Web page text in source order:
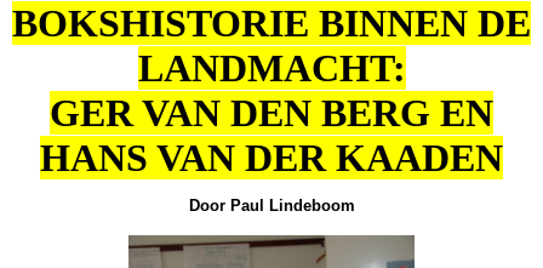
BOKSHISTORIE BINNEN DE
LANDMACHT:
GER VAN DEN BERG EN
HANS VAN DER KAADEN
Door Paul Lindeboom